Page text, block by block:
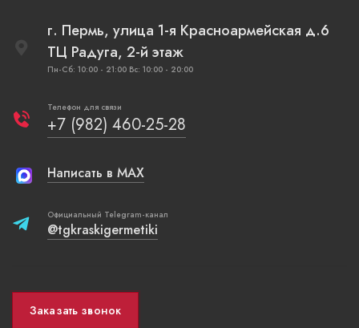
г. Пермь, улица 1-я Красноармейская д.6
ТЦ Радуга, 2-й этаж
Пн-Сб: 10:00 - 21:00 Вс: 10:00 - 20:00
Телефон для связи
+7 (982) 460-25-28
Написать в MAX
Официальный Telegram-канал
@tgkraskigermetiki
Заказать звонок